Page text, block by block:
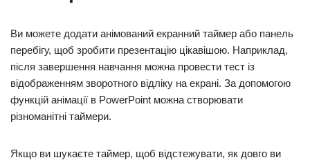
Ви можете додати анімований екранний таймер або панель
перебігу, щоб зробити презентацію цікавішою. Наприклад,
після завершення навчання можна провести тест із
відображенням зворотного відліку на екрані. За допомогою
функцій анімації в PowerPoint можна створювати
різноманітні таймери.
Якщо ви шукаєте таймер, щоб відстежувати, як довго ви